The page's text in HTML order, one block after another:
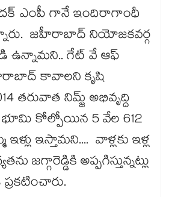
ఎంపీ గానే ఇందిరాగాంధీ
జహీరాబాద్​ నియోజకవర్గ
ఉన్నామని.. గేట్​ వే ఆఫ్​
కావాలని కృషి
తరువాత నిమ్జ్​ అభివృద్ది
భూమి కోల్పోయిన 5 వేల 612
ఇస్తామని.... వాళ్లకు ఇళ్ల
జగ్గారెడ్డికి అప్పగిస్తున్నట్లు